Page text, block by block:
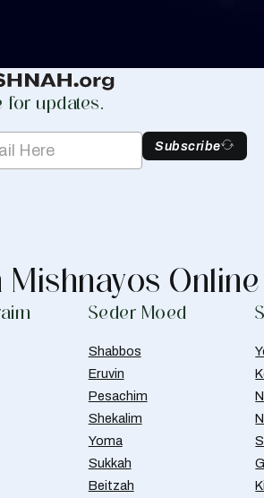
for updates.
Subscribe
Mishnayos Online
Seder Moed
Shabbos
Eruvin
Pesachim
Shekalim
Yoma
Sukkah
Beitzah